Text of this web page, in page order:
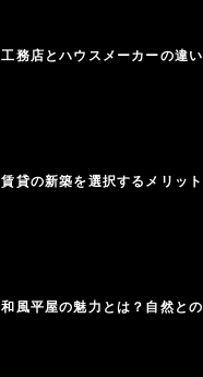
工務店とハウスメーカーの違
賃貸の新築を選択するメリッ
和風平屋の魅力とは？自然と